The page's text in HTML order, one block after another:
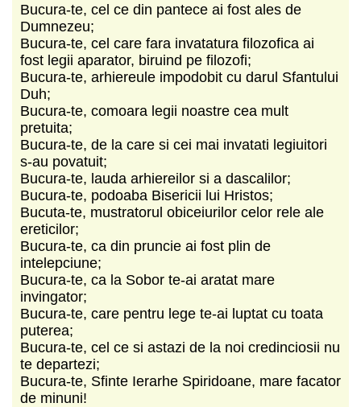
Bucura-te, cel ce din pantece ai fost ales de
Dumnezeu;
Bucura-te, cel care fara invatatura filozofica ai
fost legii aparator, biruind pe filozofi;
Bucura-te, arhiereule impodobit cu darul Sfantului
Duh;
Bucura-te, comoara legii noastre cea mult
pretuita;
Bucura-te, de la care si cei mai invatati legiuitori
s-au povatuit;
Bucura-te, lauda arhiereilor si a dascalilor;
Bucura-te, podoaba Bisericii lui Hristos;
Bucuta-te, mustratorul obiceiurilor celor rele ale
ereticilor;
Bucura-te, ca din pruncie ai fost plin de
intelepciune;
Bucura-te, ca la Sobor te-ai aratat mare
invingator;
Bucura-te, care pentru lege te-ai luptat cu toata
puterea;
Bucura-te, cel ce si astazi de la noi credinciosii nu
te departezi;
Bucura-te, Sfinte Ierarhe Spiridoane, mare facator
de minuni!